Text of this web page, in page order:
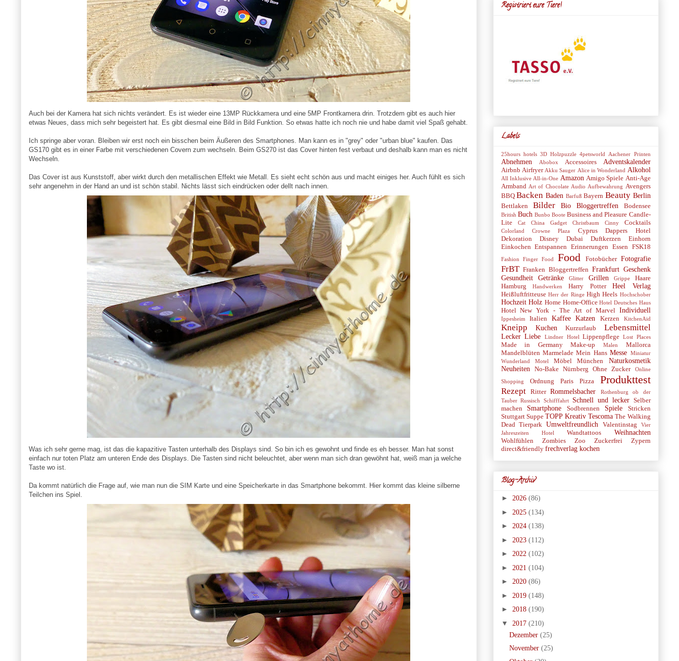
Auch bei der Kamera hat sich nichts verändert. Es ist wieder eine 13MP Rückkamera und eine 5MP Frontkamera drin. Trotzdem gibt es auch hier
etwas Neues, dass mich sehr begeistert hat. Es gibt diesmal eine Bild in Bild Funktion. So etwas hatte ich noch nie und habe damit viel Spaß gehabt.
Ich springe aber voran. Bleiben wir erst noch ein bisschen beim Äußeren des Smartphones. Man kann es in "grey" oder "urban blue" kaufen. Das
GS170 gibt es in einer Farbe mit verschiedenen Covern zum wechseln. Beim GS270 ist das Cover hinten fest verbaut und deshalb kann man es nicht
Wechseln.
Das Cover ist aus Kunststoff, aber wirkt durch den metallischen Effekt wie Metall. Es sieht echt schön aus und macht einiges her. Auch fühlt es sich
sehr angenehm in der Hand an und ist schön stabil. Nichts lässt sich eindrücken oder dellt nach innen.
Was ich sehr gerne mag, ist das die kapazitive Tasten unterhalb des Displays sind. So bin ich es gewohnt und finde es eh besser. Man hat sonst
einfach nur toten Platz am unteren Ende des Displays. Die Tasten sind nicht beleuchtet, aber wenn man sich dran gewöhnt hat, weiß man ja welche
Taste wo ist.
Da kommt natürlich die Frage auf, wie man nun die SIM Karte und eine Speicherkarte in das Smartphone bekommt. Hier kommt das kleine silberne
Teilchen ins Spiel.
Registriert eure Tiere!
Labels
25hours hotels 3D Holzpuzzle 4petsworld Aachener Printen
Abnehmen Abobox Accessoires Adventskalender
Airbnb Airfryer Akku Sauger Alice in Wonderland Alkohol
All Inklusive All-in-One Amazon Amigo Spiele Anti-Age
Armband Art of Chocolate Audio Aufbewahrung Avengers
BBQ Backen Baden Barfuß Bayern Beauty Berlin
Bettlaken Bilder Bio Bloggertreffen Bodensee
British Buch Bunbo Boote Business and Pleasure Candle-
Lite
Cat China Gadget Christbaum Cinny Cocktails
Colorland Crowne Plaza Cyprus
Dappers Hotel
Dekoration
Disney Dubai Duftkerzen
Einhorn
Einkochen Entspannen Erinnerungen Essen FSK18
Fashion Finger Food Food Fotobücher Fotografie
FrBT Franken Bloggertreffen Frankfurt Geschenk
Gesundheit
Getränke Glitter Grillen Grippe
Haare
Hamburg
Handwerken Harry Potter Heel Verlag
Heißluftfritteuse Herr der Ringe High Heels Hochschober
Hochzeit Holz Home Home-Office Hotel Deutsches Haus
Hotel New York - The Art of Marvel Individuell
Ippesheim Italien Kaffee Katzen Kerzen KitchenAid
Kneipp Kuchen Kurzurlaub Lebensmittel
Lecker Liebe Lindner Hotel Lippenpflege Lost Places
Made in Germany Make-up Malen
Mallorca
Mandelblüten Marmelade Mein Hans Messe Miniatur
Wunderland
Motel Möbel München
Naturkosmetik
Neuheiten
No-Bake Nürnberg Ohne Zucker
Online
Shopping
Ordnung Paris Pizza Produkttest
Rezept Ritter Rommelsbacher
Rothenburg ob der
Tauber Russisch Schifffahrt Schnell und lecker Selber
machen
Smartphone Sodbrennen Spiele
Stricken
Stuttgart Suppe TOPP Kreativ Tescoma The Walking
Dead Tierpark Umweltfreundlich Valentinstag
Vier
Jahreszeiten Hotel
Wandtattoos Weihnachten
Wohlfühlen Zombies Zoo Zuckerfrei
Zypern
direct&friendly frechverlag kochen
Blog-Archiv
► 2026 (86)
► 2025 (134)
► 2024 (138)
► 2023 (112)
► 2022 (102)
► 2021 (104)
► 2020 (86)
► 2019 (148)
► 2018 (190)
▼ 2017 (210)
Dezember(25)
November(25)